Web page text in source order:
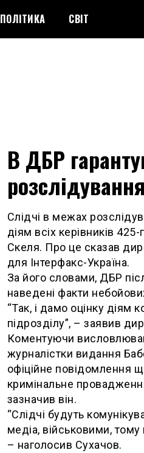
ПОЛІТИКА СВІТ
В ДБР
Слідчі в межах
діям всіх керівників
Скеля. Про це сказав
для Інтерфакс-Україна.
За його словами, ДБР
наведені факти
“Так, і дамо оцінку діям
підрозділу”, – заявив
Коментуючи
журналістки видання
офіційне повідомлення
кримінальне
зазначив він.
“Слідчі будуть
медіа, військовими,
– наголосив Сухачов.